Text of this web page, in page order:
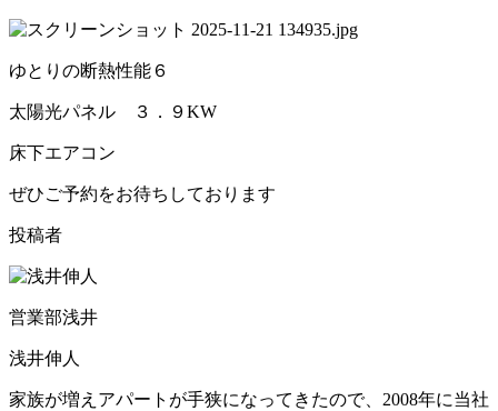
ゆとりの断熱性能６
太陽光パネル ３．９KW
床下エアコン
ぜひご予約をお待ちしております
投稿者
営業部浅井
浅井伸人
家族が増えアパートが手狭になってきたので、2008年に当社